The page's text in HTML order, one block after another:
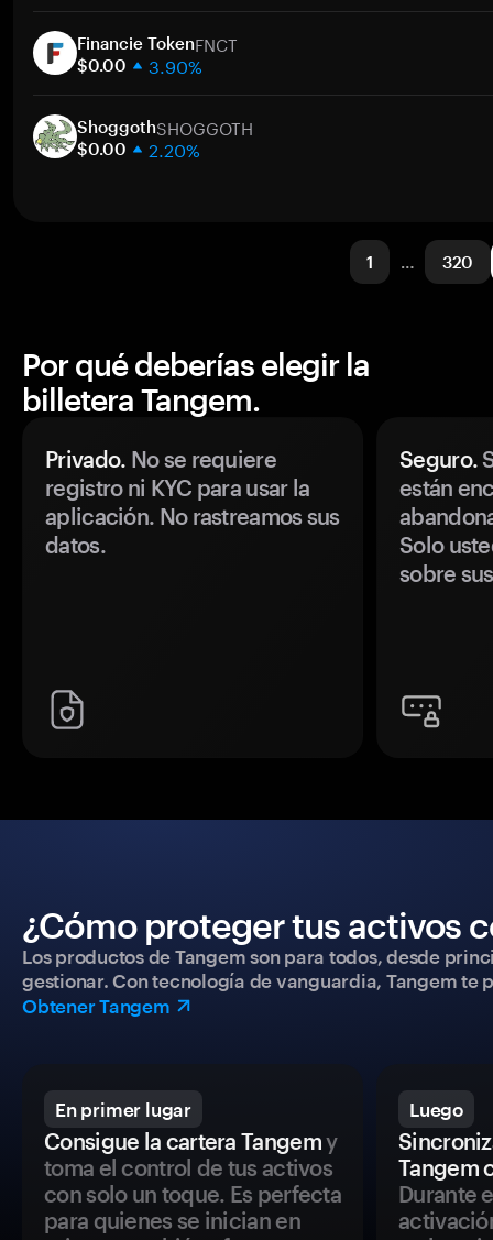
30 días
Capitalización de mercado
Financie TokenFNCT
$0.00 3.90%
30 días
Capitalización de mercado
ShoggothSHOGGOTH
$0.00 2.20%
1 … 320
Por qué deberías elegir la
billetera Tangem.
Privado. No se requiere
registro ni KYC para usar la
aplicación. No rastreamos sus
datos.
Seguro.
están
Solo
sobre
¿Cómo proteger tus activos
Los productos de Tangem son para todos, desde
gestionar. Con tecnología de vanguardia, Tangem
Obtener Tangem
En primer lugar
Consigue la cartera Tangemy
toma el control de tus activos
con solo un toque. Es perfecta
para quienes se inician en
Luego
Tangem
Durante